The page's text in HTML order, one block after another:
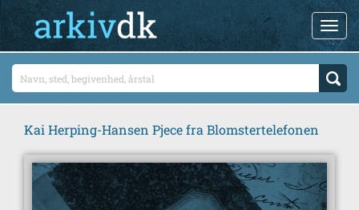
Kai Herping-Hansen Pjece fra Blomstertelefonen